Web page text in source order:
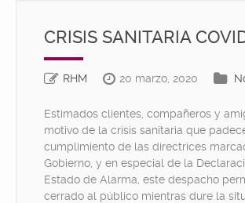
CRISIS SANITARIA
RHM 20 marzo, 2020
Estimados clientes, compañeros y
motivo de la crisis sanitaria que
cumplimiento de las directrices
Gobierno, y en especial de la
Estado de Alarma, este despacho
cerrado al público mientras dure la